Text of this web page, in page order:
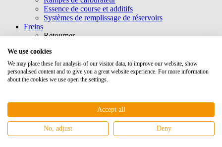
Essence de course et additifs
Systèmes de remplissage de réservoirs
Freins
Retourner
Freins EBC
Conduits d'air et tuyaux d'air
Pompes de frein Maîtres-cylindres
Raccordement des freins
Etriers Type Grimeca
Boîtes à pédales
Freins à main
We use cookies
We may place these for analysis of our visitor data, to improve our website, show
personalised content and to give you a great website experience. For more information
about the cookies we use open the settings.
Accept all
No, adjust Deny